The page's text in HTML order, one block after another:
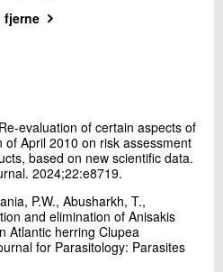
OPTIKVAL
af fødevarer og industriel
fjerne
evaluation of certain aspects of
of April 2010 on risk assessment
based on new scientific data.
2024;22:e8719.
P.W., Abusharkh, T.,
and elimination of Anisakis
Atlantic herring Clupea
for Parasitology: Parasites